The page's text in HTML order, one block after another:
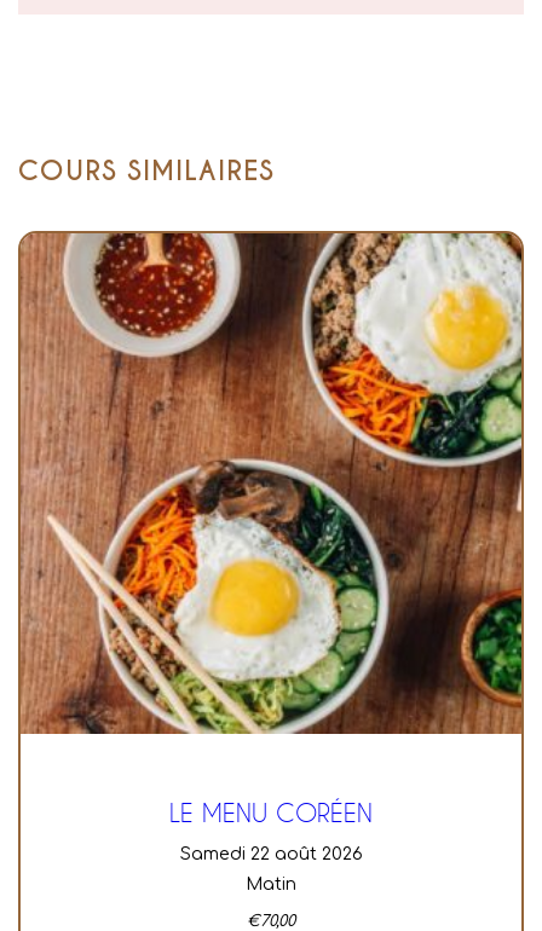
COURS SIMILAIRES
LE MENU CORÉEN
samedi 22 août 2026
Matin
€70,00